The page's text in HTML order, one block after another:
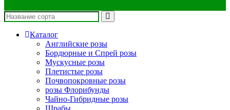
Каталог
Английские розы
Бордюрные и Спрей розы
Мускусные розы
Плетистые розы
Почвопокровные розы
розы Флорибунды
Чайно-Гибридные розы
Шрабы